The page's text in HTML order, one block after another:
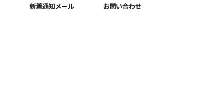
新着通知メール お問い合わせ